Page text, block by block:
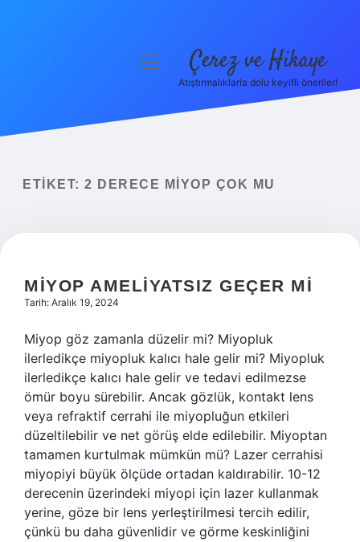
Yasal Uyarı
menüyü Çerez ve Hikaye
Atıştırmalıklarla dolu keyifli öneriler!
ETIKET: 2 DERECE MIYOP ÇOK MU
MIYOP AMELIYATSIZ GEÇER MI
Tarih: Aralık 19, 2024
Miyop göz zamanla düzelir mi? Miyopluk
ilerledikçe miyopluk kalıcı hale gelir mi? Miyopluk
ilerledikçe kalıcı hale gelir ve tedavi edilmezse
ömür boyu sürebilir. Ancak gözlük, kontakt lens
veya refraktif cerrahi ile miyopluğun etkileri
düzeltilebilir ve net görüş elde edilebilir. Miyoptan
tamamen kurtulmak mümkün mü? Lazer cerrahisi
miyopiyi büyük ölçüde ortadan kaldırabilir. 10-12
derecenin üzerindeki miyopi için lazer kullanmak
yerine, göze bir lens yerleştirilmesi tercih edilir,
çünkü bu daha güvenlidir ve görme keskinliğini